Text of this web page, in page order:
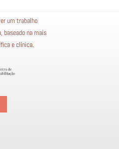
um trabalho
baseado na mais
e clínica.